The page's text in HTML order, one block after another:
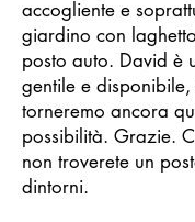
accogliente e
giardino con
posto auto. David è
gentile e disponibile,
torneremo ancora
possibilità. Grazie.
non troverete un
dintorni.